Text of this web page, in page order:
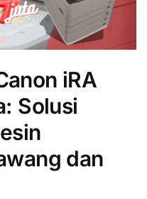
iRA
Solusi
dan